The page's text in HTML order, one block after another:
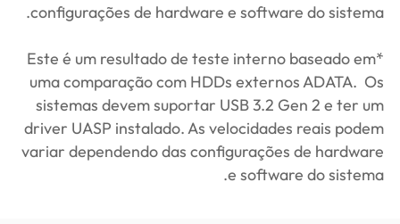
configurações de hardware e software do sistema.
*Este é um resultado de teste interno baseado em
uma comparação com HDDs externos ADATA. Os
sistemas devem suportar USB 3.2 Gen 2 e ter um
driver UASP instalado. As velocidades reais podem
variar dependendo das configurações de hardware
e software do sistema.